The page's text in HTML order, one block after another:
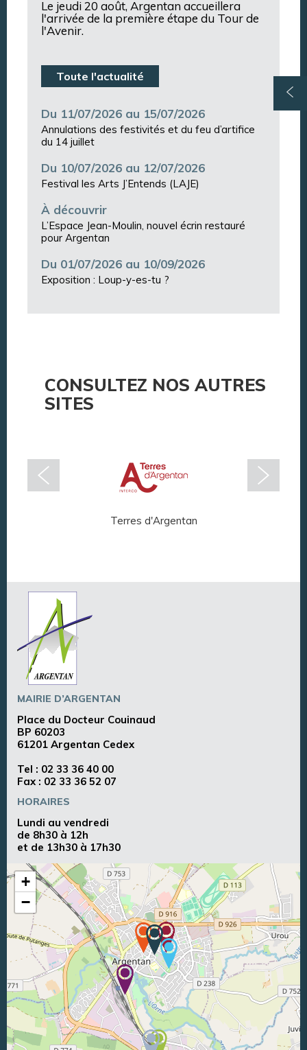
Le jeudi 20 août, Argentan accueillera
l'arrivée de la première étape du Tour de
l'Avenir.
Toute l'actualité
Du 11/07/2026 au 15/07/2026
Annulations des festivités et du feu d’artifice
du 14 juillet
Du 10/07/2026 au 12/07/2026
Festival les Arts J’Entends (LAJE)
À découvrir
L’Espace Jean-Moulin, nouvel écrin restauré
pour Argentan
Du 01/07/2026 au 10/09/2026
Exposition : Loup-y-es-tu ?
CONSULTEZ NOS AUTRES
SITES
Terres d'Argentan
MAIRIE D’ARGENTAN
Place du Docteur Couinaud
BP 60203
61201 Argentan Cedex
Tel : 02 33 36 40 00
Fax : 02 33 36 52 07
HORAIRES
Lundi au vendredi
de 8h30 à 12h
et de 13h30 à 17h30
+
−